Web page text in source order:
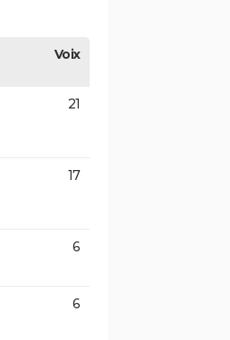
Voix
21
17
6
6